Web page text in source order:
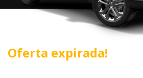
Oferta expirada!